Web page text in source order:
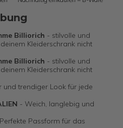
Billiorich - stilvolle und
Kleiderschrank nicht
Billiorich - stilvolle und
Kleiderschrank nicht
und trendiger Look für jede
- Weich, langlebig und
Passform für das